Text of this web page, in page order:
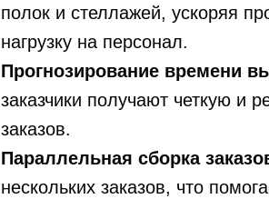
полок и стеллажей, ускоряя
нагрузку на персонал.
Прогнозирование времени
заказчики получают четкую и
заказов.
Параллельная сборка
нескольких заказов, что